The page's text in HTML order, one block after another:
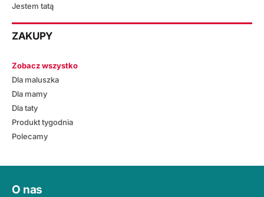
Jestem tatą
ZAKUPY
Zobacz wszystko
Dla maluszka
Dla mamy
Dla taty
Produkt tygodnia
Polecamy
O nas